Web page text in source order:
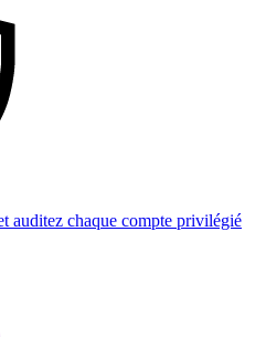
auditez chaque compte privilégié